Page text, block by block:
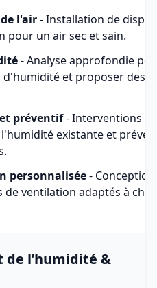
l'air- Installation de
pour un air sec et sain.
- Analyse approfondie
d'humidité et proposer des
préventif- Interventions
existante et
personnalisée-
de ventilation adaptés à
de l’humidité &